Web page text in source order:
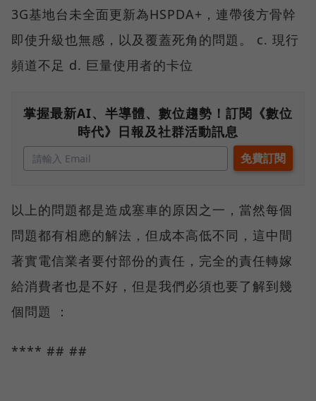
3G基地台未全面更新為HSPDA+，連帶後方骨幹
即使升級也無感，以及覆蓋死角的問題。 c. 現行
頻道不足 d. 巨量使用者的卡位
掌握最新AI、半導體、數位趨勢！訂閱《數位
時代》日報及社群活動訊息
以上的問題都是造成塞車的原因之一，當然每個
問題都有相應的解法，但成本高低不同，這中間
著實電信業者要付部份的責任，完全的責任轉嫁
給消費者也是不好，但是我們必須也要了解到幾
個問題 ：
**** ## ##